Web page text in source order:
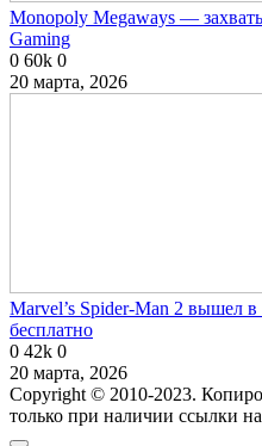
Monopoly Megaways —
Gaming
0 60k 0
20 марта, 2026
Marvel’s Spider-Man 2 вышел
бесплатно
0 42k 0
20 марта, 2026
Copyright © 2010-2023.
только при наличии ссылки